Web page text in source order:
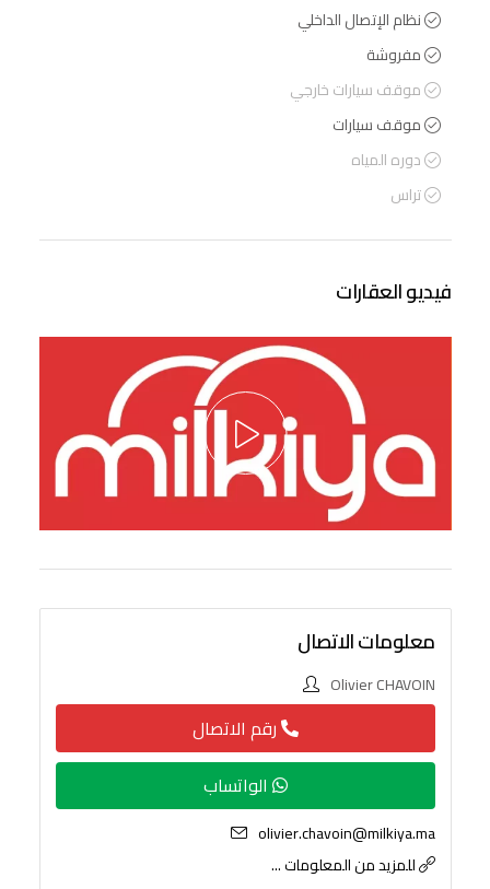
نظام الإتصال الداخلي
مفروشة
موقف سيارات خارجي
موقف سيارات
دوره المياه
تراس
فيديو العقارات
معلومات الاتصال
Olivier CHAVOIN
رقم الاتصال
الواتساب
olivier.chavoin@milkiya.ma
للمزيد من المعلومات ...